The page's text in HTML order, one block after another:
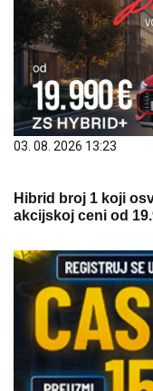
03. 08. 2026 13:23
Hibrid broj 1 koji
akcijskoj ceni od